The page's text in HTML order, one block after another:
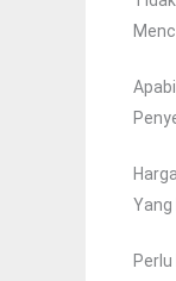
Yang